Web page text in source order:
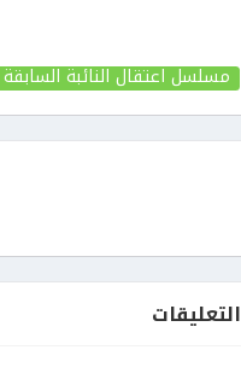
مسلسل اعتقال النائبة
التعليقات